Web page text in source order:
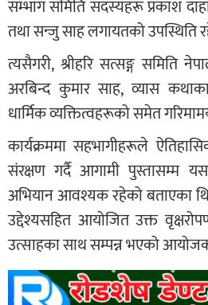
सम्भाग समिति सदस्यहरू प्रकाश
तथा सन्जु साह लगायतको उपस्थिति
त्यसैगरी, श्रीहरि सत्सङ्ग समिति
अरबिन्द कुमार साह, व्यास
धार्मिक व्यक्तित्वहरूको समेत
कार्यक्रममा सहभागीहरूले
संरक्षण गर्दै आगामी पुस्तासम्म
अभियान आवश्यक रहेको बताएका थिए
उद्देश्यसहित आयोजित उक्त
उत्साहका साथ सम्पन्न भएको